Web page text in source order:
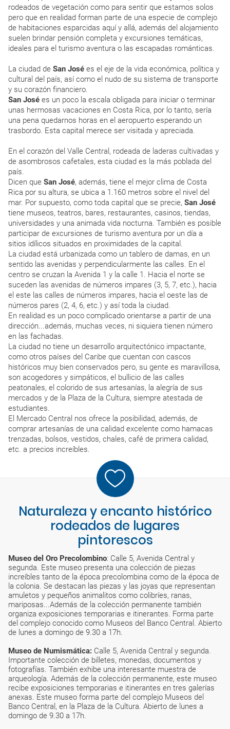
rodeados de vegetación como para sentir que estamos solos
pero que en realidad forman parte de una especie de complejo
de habitaciones esparcidas aquí y allá, además del alojamiento
suelen brindar pensión completa y excursiones temáticas,
ideales para el turismo aventura o las escapadas románticas.
La ciudad de San José es el eje de la vida económica, política y
cultural del país, así como el nudo de su sistema de transporte
y su corazón financiero.
San José es un poco la escala obligada para iniciar o terminar
unas hermosas vacaciones en Costa Rica, por lo tanto, sería
una pena quedarnos horas en el aeropuerto esperando un
trasbordo. Esta capital merece ser visitada y apreciada.
En el corazón del Valle Central, rodeada de laderas cultivadas y
de asombrosos cafetales, esta ciudad es la más poblada del
país.
Dicen que San José, además, tiene el mejor clima de Costa
Rica por su altura, se ubica a 1.160 metros sobre el nivel del
mar. Por supuesto, como toda capital que se precie, San José
tiene museos, teatros, bares, restaurantes, casinos, tiendas,
universidades y una animada vida nocturna. También es posible
participar de excursiones de turismo aventura por un día a
sitios idílicos situados en proximidades de la capital.
La ciudad está urbanizada como un tablero de damas, en un
sentido las avenidas y perpendicularmente las calles. En el
centro se cruzan la Avenida 1 y la calle 1. Hacia el norte se
suceden las avenidas de números impares (3, 5, 7, etc.), hacia
el este las calles de números impares, hacia el oeste las de
números pares (2, 4, 6, etc.) y así toda la ciudad.
En realidad es un poco complicado orientarse a partir de una
dirección...además, muchas veces, ni siquiera tienen número
en las fachadas.
La ciudad no tiene un desarrollo arquitectónico impactante,
como otros países del Caribe que cuentan con cascos
históricos muy bien conservados pero, su gente es maravillosa,
son acogedores y simpáticos, el bullicio de las calles
peatonales, el colorido de sus artesanías, la alegría de sus
mercados y de la Plaza de la Cultura, siempre atestada de
estudiantes.
El Mercado Central nos ofrece la posibilidad, además, de
comprar artesanías de una calidad excelente como hamacas
trenzadas, bolsos, vestidos, chales, café de primera calidad,
etc. a precios increíbles.
Naturaleza y encanto histórico
rodeados de lugares
pintorescos
Museo del Oro Precolombino: Calle 5, Avenida Central y
segunda. Este museo presenta una colección de piezas
increíbles tanto de la época precolombina como de la época de
la colonia. Se destacan las piezas y las joyas que representan
amuletos y pequeños animalitos como colibríes, ranas,
mariposas...Además de la colección permanente también
organiza exposiciones temporarias e itinerantes. Forma parte
del complejo conocido como Museos del Banco Central. Abierto
de lunes a domingo de 9.30 a 17h.
Museo de Numismática: Calle 5, Avenida Central y segunda.
Importante colección de billetes, monedas, documentos y
fotografías. También exhibe una interesante muestra de
arqueología. Además de la colección permanente, este museo
recibe exposiciones temporarias e itinerantes en tres galerías
anexas. Este museo forma parte del complejo Museos del
Banco Central, en la Plaza de la Cultura. Abierto de lunes a
domingo de 9.30 a 17h.